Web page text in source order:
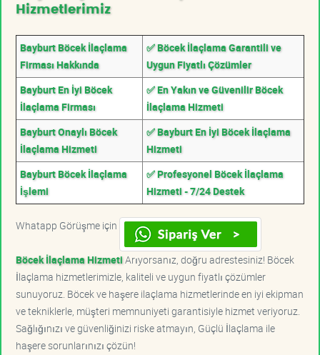
Hizmetlerimiz
Bayburt Böcek İlaçlama
Firması Hakkında
✅ Böcek İlaçlama Garantili ve
Uygun Fiyatlı Çözümler
Bayburt En İyi Böcek
İlaçlama Firması
✅ En Yakın ve Güvenilir Böcek
İlaçlama Hizmeti
Bayburt Onaylı Böcek
İlaçlama Hizmeti
✅ Bayburt En İyi Böcek İlaçlama
Hizmeti
Bayburt Böcek İlaçlama
İşlemi
✅ Profesyonel Böcek İlaçlama
Hizmeti - 7/24 Destek
Whatapp Görüşme için
Böcek İlaçlama HizmetiArıyorsanız, doğru adrestesiniz! Böcek
İlaçlama hizmetlerimizle, kaliteli ve uygun fiyatlı çözümler
sunuyoruz. Böcek ve haşere ilaçlama hizmetlerinde en iyi ekipman
ve tekniklerle, müşteri memnuniyeti garantisiyle hizmet veriyoruz.
Sağlığınızı ve güvenliğinizi riske atmayın, Güçlü İlaçlama ile
haşere sorunlarınızı çözün!